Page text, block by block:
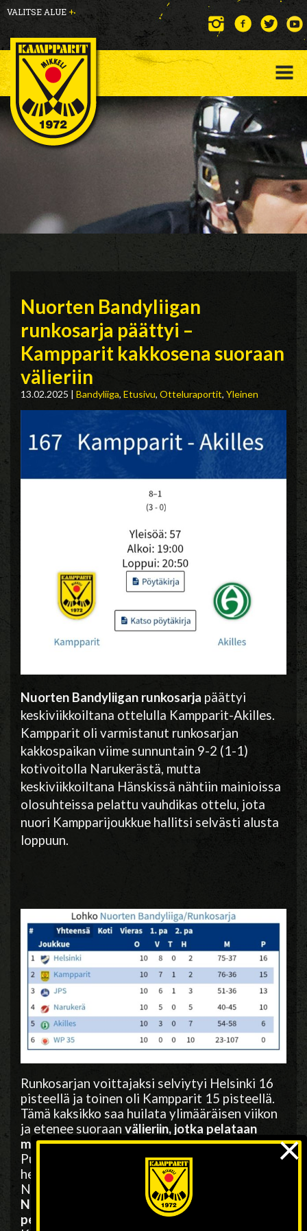
VALITSE ALUE +
Nuorten Bandyliigan
runkosarja päättyi –
Kampparit kakkosena suoraan
välieriin
13.02.2025 | Bandyliiga, Etusivu, Otteluraportit, Yleinen
Nuorten Bandyliigan runkosarja päättyi
keskiviikkoiltana ottelulla Kampparit-Akilles.
Kampparit oli varmistanut runkosarjan
kakkospaikan viime sunnuntain 9-2 (1-1)
kotivoitolla Narukerästä, mutta
keskiviikkoiltana Hänskissä nähtiin mainioissa
olosuhteissa pelattu vauhdikas ottelu, jota
nuori Kampparijoukkue hallitsi selvästi alusta
loppuun.
Runkosarjan voittajaksi selviytyi Helsinki 16
pisteellä ja toinen oli Kampparit 15 pisteellä.
Tämä kaksikko saa huilata ylimääräisen viikon
ja etenee suoraan välieriin, jotka pelataan
maanantaina 24. helmikuuta.
Puolivälierät palataan maanantaina 17.
helmikuuta klo 19.00; JPS-WP 35 sekä
Narukerä-Akilles.
Nuorten Bandyliigan ratkotaan 2. maaliskuuta
pelattavissa finaalissa ja pronssiottelussa.
×